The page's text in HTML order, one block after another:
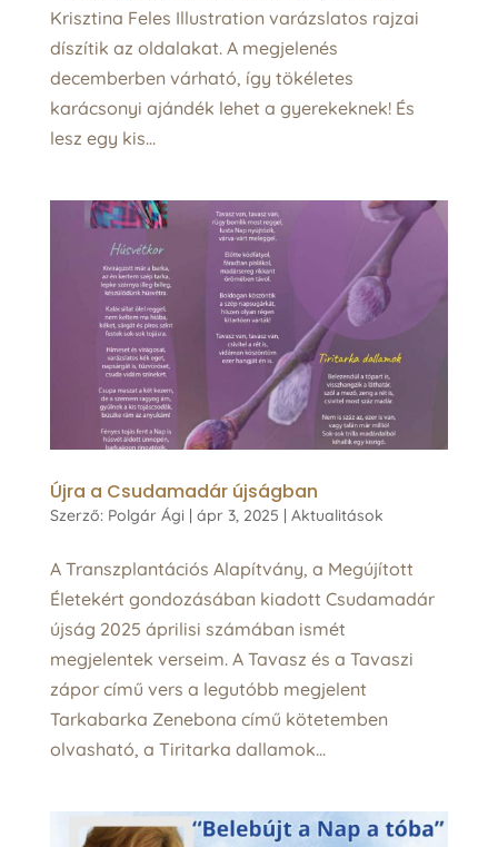
Krisztina Feles Illustration varázslatos rajzai
díszítik az oldalakat. A megjelenés
decemberben várható, így tökéletes
karácsonyi ajándék lehet a gyerekeknek! És
lesz egy kis...
Újra a Csudamadár újságban
Szerző: Polgár Ági | ápr 3, 2025 | Aktualitások
A Transzplantációs Alapítvány, a Megújított
Életekért gondozásában kiadott Csudamadár
újság 2025 áprilisi számában ismét
megjelentek verseim. A Tavasz és a Tavaszi
zápor című vers a legutóbb megjelent
Tarkabarka Zenebona című kötetemben
olvasható, a Tiritarka dallamok...